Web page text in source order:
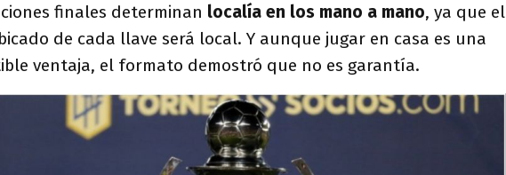
finales determinan localía en los mano a mano, ya que el
de cada llave será local. Y aunque jugar en casa es una
ventaja, el formato demostró que no es garantía.